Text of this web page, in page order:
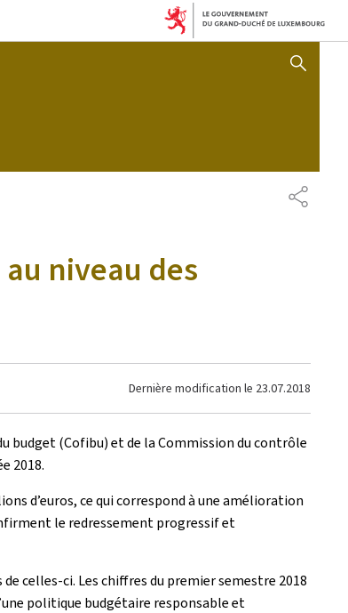
SHOW HIDE SEARCH
niveau des
Dernière modification le 23.07.2018
budget (Cofibu) et de la Commission du contrôle
2018.
d’euros, ce qui correspond à une amélioration
le redressement progressif et
celles-ci. Les chiffres du premier semestre 2018
politique budgétaire responsable et